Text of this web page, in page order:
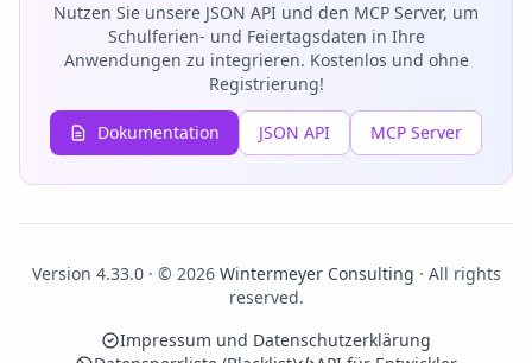
Nutzen Sie unsere JSON API und den MCP Server, um
Schulferien- und Feiertagsdaten in Ihre
Anwendungen zu integrieren. Kostenlos und ohne
Registrierung!
Dokumentation JSON API MCP Server
Version 4.33.0 · © 2026 Wintermeyer Consulting · All rights
reserved.
Impressum und Datenschutzerklärung